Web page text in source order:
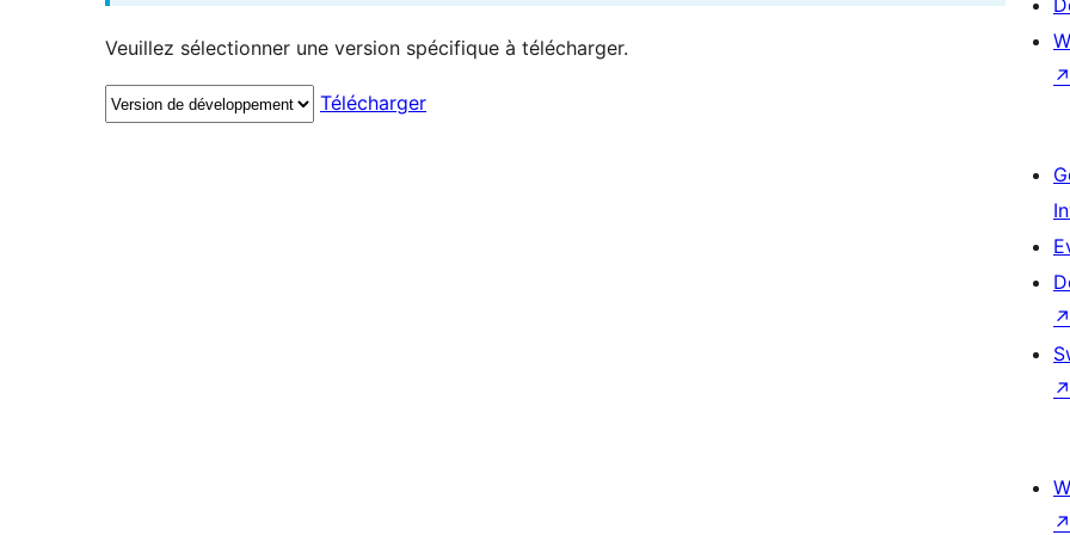
Veuillez sélectionner une version spécifique à télécharger.
Télécharger
↗
↗
↗
↗